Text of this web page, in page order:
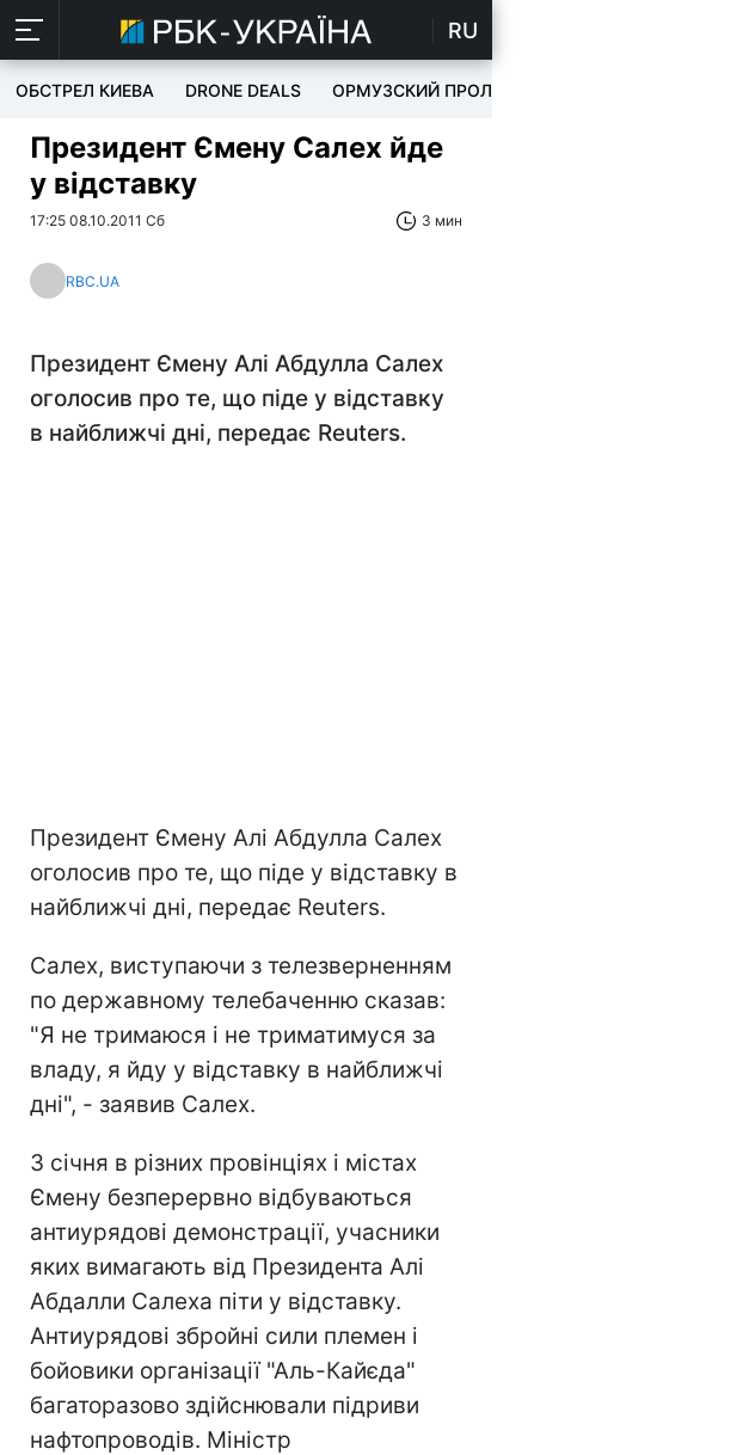
RU
ОБСТРЕЛ КИЕВА DRONE DEALS ОРМУЗСКИЙ ПРОЛИВ
Президент Ємену Салех йде
у відставку
17:25 08.10.2011 Сб 3 мин
RBC.UA
Президент Ємену Алі Абдулла Салех
оголосив про те, що піде у відставку
в найближчі дні, передає Reuters.
Президент Ємену Алі Абдулла Салех
оголосив про те, що піде у відставку в
найближчі дні, передає Reuters.
Салех, виступаючи з телезверненням
по державному телебаченню сказав:
"Я не тримаюся і не триматимуся за
владу, я йду у відставку в найближчі
дні", - заявив Салех.
З січня в різних провінціях і містах
Ємену безперервно відбуваються
антиурядові демонстрації, учасники
яких вимагають від Президента Алі
Абдалли Салеха піти у відставку.
Антиурядові збройні сили племен і
бойовики організації "Аль-Кайєда"
багаторазово здійснювали підриви
нафтопроводів. Міністр